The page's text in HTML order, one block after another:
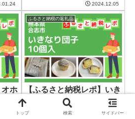
2024.12.05
オホ
｜
ふるさと納税の返礼品
【ふるさと納税レポ】いき
なり団子10個入｜熊本県
合志市
トップ 検索 サイドバー